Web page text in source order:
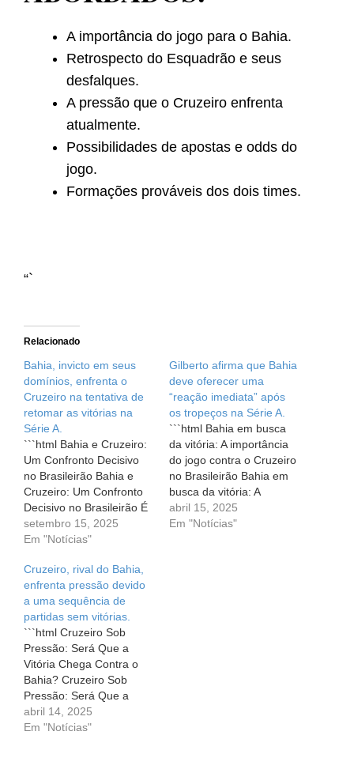
A importância do jogo para o Bahia.
Retrospecto do Esquadrão e seus
desfalques.
A pressão que o Cruzeiro enfrenta
atualmente.
Possibilidades de apostas e odds do
jogo.
Formações prováveis dos dois times.
“`
Relacionado
Bahia, invicto em seus
domínios, enfrenta o
Cruzeiro na tentativa de
retomar as vitórias na
Série A.
```html Bahia e Cruzeiro:
Um Confronto Decisivo
no Brasileirão Bahia e
Cruzeiro: Um Confronto
Decisivo no Brasileirão É
dia de Bahia! O coração
do torcedor tricolor bate
segunda-feira, dia 15 de
setembro de 2025, o
Esquadrão de Aço voltará
a campo para enfrentar o
Cruzeiro. A partida,…
setembro 15, 2025
Em "Notícias"
Gilberto afirma que Bahia
deve oferecer uma
“reação imediata” após
os tropeços na Série A.
```html Bahia em busca
da vitória: A importância
do jogo contra o Cruzeiro
no Brasileirão Bahia em
busca da vitória: A
importância do jogo
contra o Cruzeiro no
abril 15, 2025
Em "Notícias"
Cruzeiro, rival do Bahia,
enfrenta pressão devido
a uma sequência de
partidas sem vitórias.
```html Cruzeiro Sob
Pressão: Será Que a
Vitória Chega Contra o
Bahia? Cruzeiro Sob
Pressão: Será Que a
Vitória Chega Contra o
Bahia? A expectativa era
abril 14, 2025
Em "Notícias"